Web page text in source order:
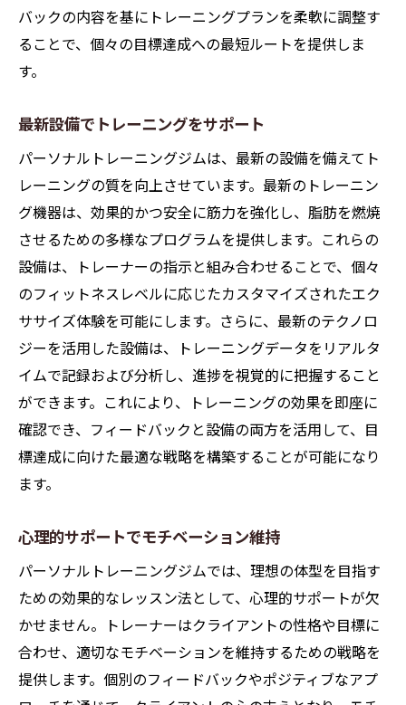
ライフスタイルに適したトレーニング
モチベーション維持のための工夫
進捗を共有する定期的なセッション
長期的な目標を視野に入れたプラン
モチベーションを維持するパーソナルトレーニ
ングジムの効果
トレーニングの楽しさを再発見
トレーナーとの信頼関係が鍵
成功体験がさらなるモチベーションに
モチベーションを高める目標設定
コミュニティの力で励まし合う
継続可能なトレーニングプラン
生活習慣の改善を目指す
健康的な体を維持する食事法
定期的な健康チェックの推奨
一生涯のフィットネスを追求
バックの内容を基にトレーニングプランを柔軟に調整す
ることで、個々の目標達成への最短ルートを提供しま
す。
最新設備でトレーニングをサポート
パーソナルトレーニングジムは、最新の設備を備えてト
レーニングの質を向上させています。最新のトレーニン
グ機器は、効果的かつ安全に筋力を強化し、脂肪を燃焼
させるための多様なプログラムを提供します。これらの
設備は、トレーナーの指示と組み合わせることで、個々
のフィットネスレベルに応じたカスタマイズされたエク
ササイズ体験を可能にします。さらに、最新のテクノロ
ジーを活用した設備は、トレーニングデータをリアルタ
イムで記録および分析し、進捗を視覚的に把握すること
ができます。これにより、トレーニングの効果を即座に
確認でき、フィードバックと設備の両方を活用して、目
標達成に向けた最適な戦略を構築することが可能になり
ます。
心理的サポートでモチベーション維持
パーソナルトレーニングジムでは、理想の体型を目指す
ための効果的なレッスン法として、心理的サポートが欠
かせません。トレーナーはクライアントの性格や目標に
合わせ、適切なモチベーションを維持するための戦略を
提供します。個別のフィードバックやポジティブなアプ